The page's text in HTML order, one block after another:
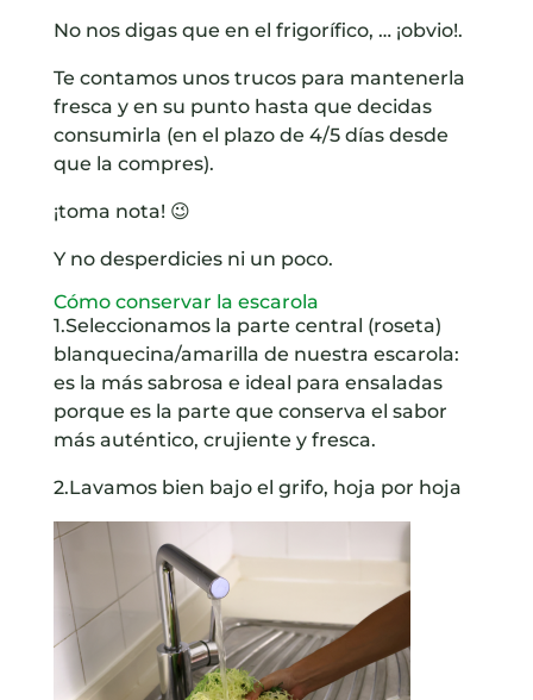
No nos digas que en el frigorífico, … ¡obvio!.
Te contamos unos trucos para mantenerla
fresca y en su punto hasta que decidas
consumirla (en el plazo de 4/5 días desde
que la compres).
¡toma nota! 😉
Y no desperdicies ni un poco.
Cómo conservar la escarola
1.Seleccionamos la parte central (roseta)
blanquecina/amarilla de nuestra escarola:
es la más sabrosa e ideal para ensaladas
porque es la parte que conserva el sabor
más auténtico, crujiente y fresca.
2.Lavamos bien bajo el grifo, hoja por hoja